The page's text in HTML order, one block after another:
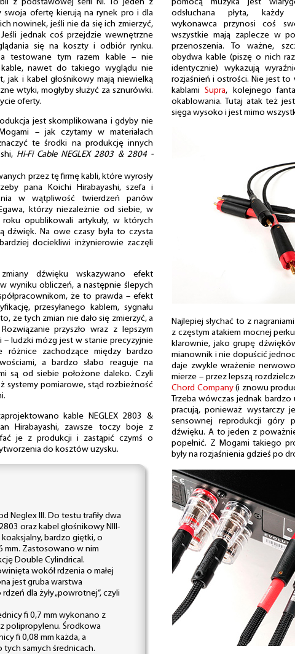
z podstawowej serii NI. To jeden z
swoja ofertę kierują na rynek pro i dla
nowinek, jeśli nie da się ich zmierzyć,
jednak coś przejdzie wewnętrzne
się na koszty i odbiór rynku.
testowane tym razem kable – nie
nawet do takiego wyglądu nie
jak i kabel głośnikowy mają niewielką
wtyki, mogłyby służyć za sznurówki.
oferty.
jest skomplikowana i gdyby nie
– jak czytamy w materiałach
te środki na produkcję innych
Hi-Fi Cable NEGLEX 2803 & 2804 -
przez tę firmę kabli, które wyrosły
pana Koichi Hirabayashi, szefa i
w wątpliwość twierdzeń panów
którzy niezależnie od siebie, w
opublikowali artykuły, w których
dźwięk. Na owe czasy była to czysta
dociekliwi inżynierowie zaczęli
dźwięku wskazywano efekt
wyniku obliczeń, a następnie ślepych
że to prawda – efekt
przesyłanego kablem, sygnału
że tych zmian nie dało się zmierzyć, a
przyszło wraz z lepszym
– ludzki mózg jest w stanie precyzyjnie
różnice zachodzące między bardzo
a bardzo słabo reaguje na
są od siebie położone daleko. Czyli
systemy pomiarowe, stąd rozbieżność
kable NEGLEX 2803 &
Hirabayashi, zawsze toczy boje z
je z produkcji i zastąpić czymś o
do kosztów uzysku.
Neglex III. Do testu trafiły dwa
oraz kabel głośnikowy NIII-
bardzo giętki, o
mm. Zastosowano w nim
Double Cylindrical.
wokół rdzenia o małej
jest gruba warstwa
dla żyły „powrotnej”, czyli
fi 0,7 mm wykonano z
polipropylenu. Środkowa
fi 0,08 mm każda, a
tych samych średnicach.
pomocą muzyka jest
odsłuchana płyta, każdy
wykonawca przynosi coś
wszystkie mają zaplecze w
przenoszenia. To ważne,
obydwa kable (piszę o nich
identycznie) wykazują
rozjaśnień i ostrości. Nie jest to
kablamiSupra, kolejnego
okablowania. Tutaj atak też
sięga wysoko i jest mimo
Najlepiej słychać to z
z częstym atakiem mocnej
klarownie, jako grupę
mianownik i nie dopuścić
daje zwykle wrażenie
mierze – przez lepszą
Chord Company(i znowu
Trzeba wówczas jednak
pracują, ponieważ
sensownej reprodukcji góry
dźwięku. A to jeden z
popełnić. Z Mogami takiego
były na rozjaśnienia gdzieś po